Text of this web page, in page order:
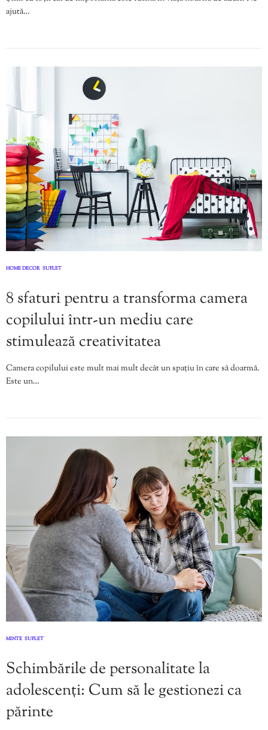
ajută…
HOME DECOR SUFLET
8 sfaturi pentru a transforma camera
copilului într-un mediu care
stimulează creativitatea
Camera copilului este mult mai mult decât un spațiu în care să doarmă.
Este un…
MINTE SUFLET
Schimbările de personalitate la
adolescenți: Cum să le gestionezi ca
părinte